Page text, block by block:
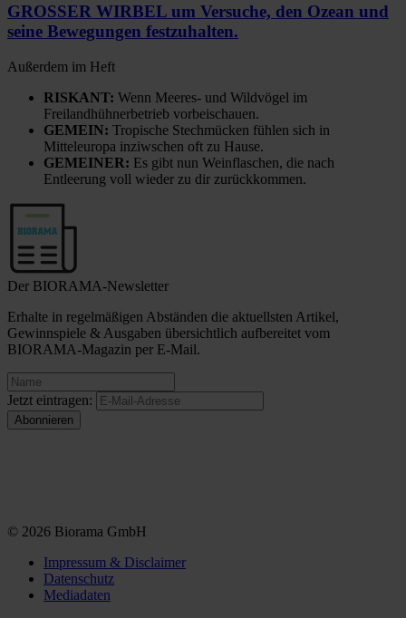
GROSSER WIRBEL um Versuche, den Ozean und
seine Bewegungen festzuhalten.
Außerdem im Heft
RISKANT: Wenn Meeres- und Wildvögel im
Freilandhühnerbetrieb vorbeischauen.
GEMEIN: Tropische Stechmücken fühlen sich in
Mitteleuropa inziwschen oft zu Hause.
GEMEINER: Es gibt nun Weinflaschen, die nach
Entleerung voll wieder zu dir zurückkommen.
Der BIORAMA-Newsletter
Erhalte in regelmäßigen Abständen die aktuellsten Artikel,
Gewinnspiele & Ausgaben übersichtlich aufbereitet vom
BIORAMA-Magazin per E-Mail.
Jetzt eintragen:
© 2026 Biorama GmbH
Impressum & Disclaimer
Datenschutz
Mediadaten